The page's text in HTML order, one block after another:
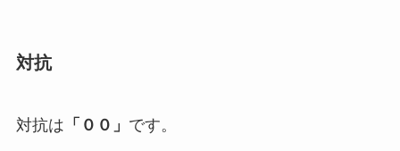
対抗
対抗は 「００」 です。